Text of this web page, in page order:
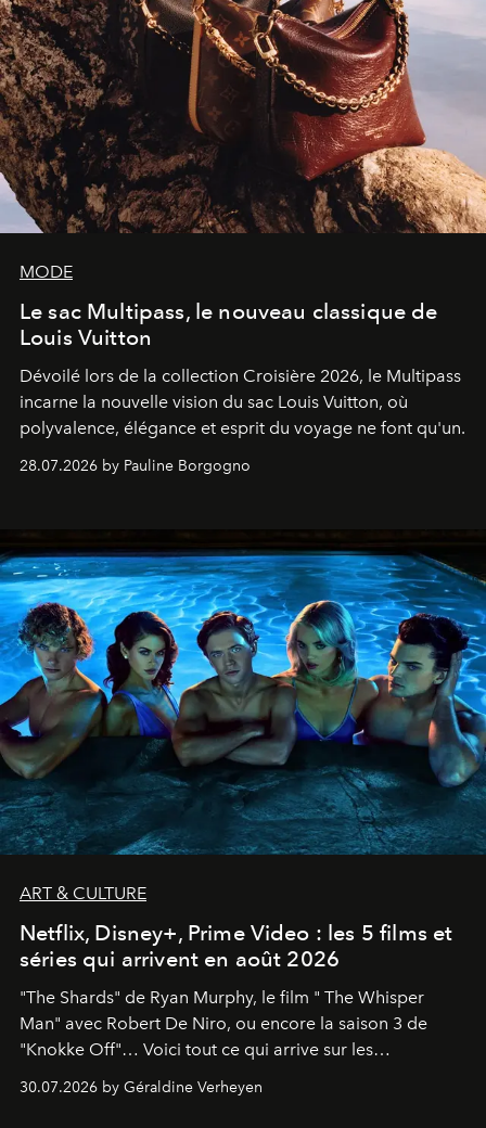
MODE
Le sac Multipass, le nouveau classique de
Louis Vuitton
Dévoilé lors de la collection Croisière 2026, le Multipass
incarne la nouvelle vision du sac Louis Vuitton, où
polyvalence, élégance et esprit du voyage ne font qu'un.
28.07.2026 by Pauline Borgogno
ART & CULTURE
Netflix, Disney+, Prime Video : les 5 films et
séries qui arrivent en août 2026
"The Shards" de Ryan Murphy, le film " The Whisper
Man" avec Robert De Niro, ou encore la saison 3 de
"Knokke Off"… Voici tout ce qui arrive sur les
plateformes de streaming en août 2026.
30.07.2026 by Géraldine Verheyen